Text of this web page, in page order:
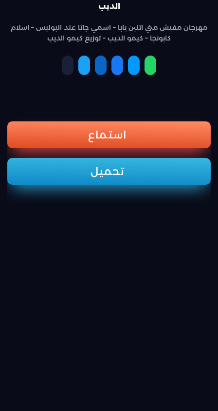
الديب
مهرجان مفيش مني اتنين يابا – اسمي جاتا عند البوليس – اسلام
كابونجا – كيمو الديب – توزيع كيمو الديب
استماع
تحميل